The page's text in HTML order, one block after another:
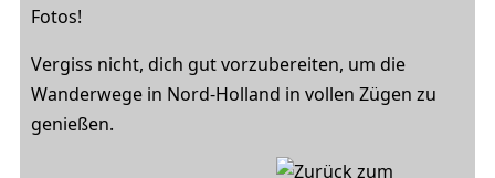
Fotos!
Vergiss nicht, dich gut vorzubereiten, um die
Wanderwege in Nord-Holland in vollen Zügen zu
genießen.